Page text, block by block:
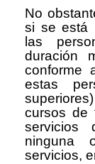
No
si se está
las
duración
conforme
estas
cursos de
servicios
ninguna
servicios,